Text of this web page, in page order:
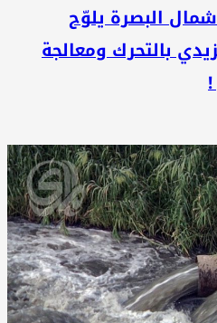
البصرة يلوّح
بالتحرك ومعالجة